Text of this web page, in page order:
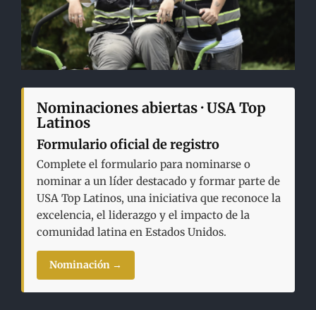
Nominaciones abiertas · USA Top
Latinos
Formulario oficial de registro
Complete el formulario para nominarse o
nominar a un líder destacado y formar parte de
USA Top Latinos, una iniciativa que reconoce la
excelencia, el liderazgo y el impacto de la
comunidad latina en Estados Unidos.
Nominación →